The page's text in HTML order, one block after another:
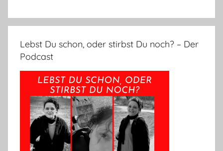
Lebst Du schon, oder stirbst Du noch? – Der
Podcast